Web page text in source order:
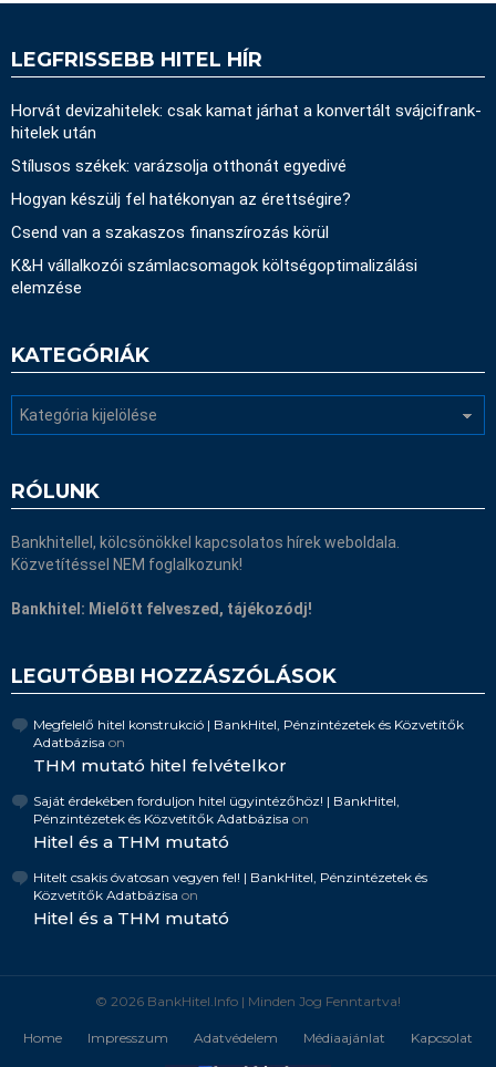
LEGFRISSEBB HITEL HÍR
Horvát devizahitelek: csak kamat járhat a konvertált svájcifrank-
hitelek után
Stílusos székek: varázsolja otthonát egyedivé
Hogyan készülj fel hatékonyan az érettségire?
Csend van a szakaszos finanszírozás körül
K&H vállalkozói számlacsomagok költségoptimalizálási
elemzése
KATEGÓRIÁK
RÓLUNK
Bankhitellel, kölcsönökkel kapcsolatos hírek weboldala.
Közvetítéssel NEM foglalkozunk!
Bankhitel: Mielőtt felveszed, tájékozódj!
LEGUTÓBBI HOZZÁSZÓLÁSOK
Megfelelő hitel konstrukció | BankHitel, Pénzintézetek és Közvetítők
Adatbázisa on
THM mutató hitel felvételkor
Saját érdekében forduljon hitel ügyintézőhöz! | BankHitel,
Pénzintézetek és Közvetítők Adatbázisa on
Hitel és a THM mutató
Hitelt csakis óvatosan vegyen fel! | BankHitel, Pénzintézetek és
Közvetítők Adatbázisa on
Hitel és a THM mutató
© 2026 BankHitel.Info | Minden Jog Fenntartva!
Home Impresszum Adatvédelem Médiaajánlat Kapcsolat